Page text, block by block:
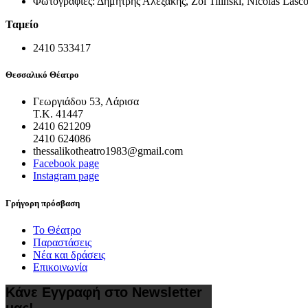
Ταμείο
2410 533417
Θεσσαλικό Θέατρο
Γεωργιάδου 53, Λάρισα
Τ.Κ. 41447
2410 621209
2410 624086
thessalikotheatro1983@gmail.com
Facebook page
Instagram page
Γρήγορη πρόσβαση
Το Θέατρο
Παραστάσεις
Νέα και δράσεις
Επικοινωνία
Κάνε Εγγραφή στο Newsletter